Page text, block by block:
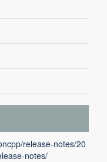
release-notes/20
notes/